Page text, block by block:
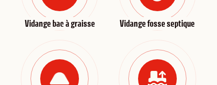
Vidange bac à graisse Vidange fosse septique